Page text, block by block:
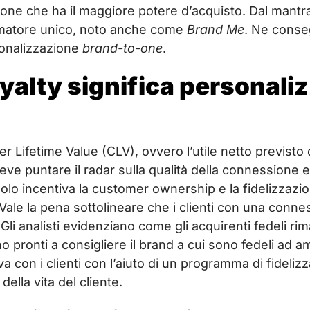
che ha il maggiore potere d’acquisto. Dal
unico, noto anche come Brand Me. Ne
brand-to-one.
significa
Lifetime Value (CLV), ovvero l’utile netto
puntare il radar sulla qualità della connessione
incentiva la customer ownership e la
la pena sottolineare che i clienti con una
analisti evidenziano come gli acquirenti fedeli
pronti a consigliere il brand a cui sono fedeli ad
con i clienti con l’aiuto di un programma di
vita del cliente.